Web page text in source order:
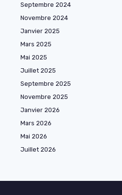
Septembre 2024
Novembre 2024
Janvier 2025
Mars 2025
Mai 2025
Juillet 2025
Septembre 2025
Novembre 2025
Janvier 2026
Mars 2026
Mai 2026
Juillet 2026